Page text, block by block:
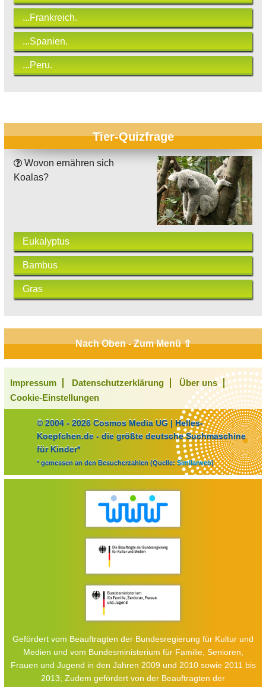
...Frankreich.
...Spanien.
...Peru.
Tier-Quizfrage
Wovon ernähren sich
Koalas?
Eukalyptus
Bambus
Gras
Nach Oben - Zum Menü ⇧
Impressum Datenschutzerklärung
Über uns
Cookie-Einstellungen
© 2004 - 2026 Cosmos Media UG | Helles-
Koepfchen.de - die größte deutsche Suchmaschine
für Kinder*
* gemessen an den Besucherzahlen (Quelle: Similarweb)
Gefördert vom Beauftragten der Bundesregierung für Kultur und
Medien und vom Bundesministerium für Familie, Senioren,
Frauen und Jugend in den Jahren 2009 und 2010 sowie 2011 bis
2013; Zudem gefördert von der Beauftragten der